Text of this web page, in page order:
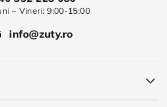
– Vineri: 9:00-15:00
info@zuty.ro